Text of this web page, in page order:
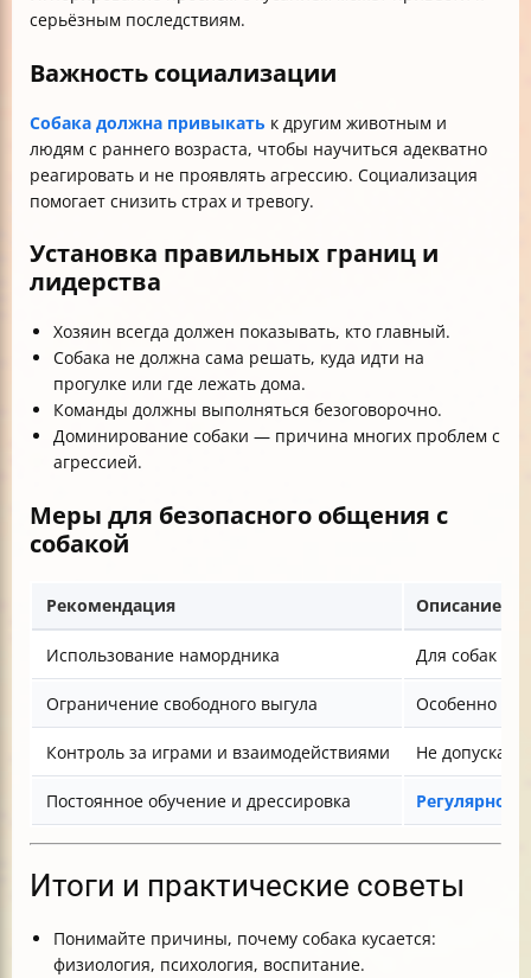
серьёзным последствиям.
Важность социализации
Собака должна привыкать к другим животным и
людям с раннего возраста, чтобы научиться адекватно
реагировать и не проявлять агрессию. Социализация
помогает снизить страх и тревогу.
Установка правильных границ и
лидерства
Хозяин всегда должен показывать, кто главный.
Собака не должна сама решать, куда идти на
прогулке или где лежать дома.
Команды должны выполняться безоговорочно.
Доминирование собаки — причина многих проблем с
агрессией.
Меры для безопасного общения с
собакой
Рекомендация Описание
Использование намордника Для собак с
Ограничение свободного выгула Особенно
Контроль за играми и взаимодействиями Не
Постоянное обучение и дрессировка Регулярно
Итоги и практические советы
Понимайте причины, почему собака кусается:
физиология, психология, воспитание.